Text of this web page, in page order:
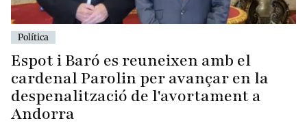
Política
Espot i Baró es reuneixen amb el
cardenal Parolin per avançar en la
despenalització de l'avortament a
Andorra